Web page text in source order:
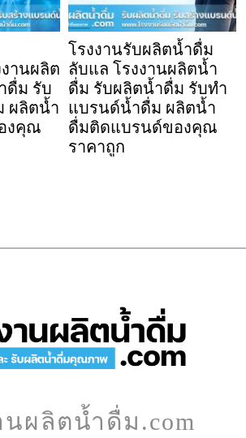
านผลิต
ดื่ม รับ
ผลิตน้ำ
งคุณ
โรงงานรับผลิตน้ำดื่ม
ลับแล โรงงานผลิตน้ำ
ดื่ม รับผลิตน้ำดื่ม รับทำ
แบรนด์น้ำดื่ม ผลิตน้ำ
ดื่มติดแบรนด์ของคุณ
ราคาถูก
นผลิตน้ำดื่ม.com